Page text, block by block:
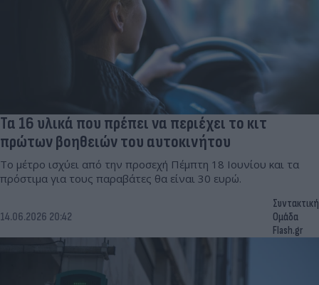
Τα 16 υλικά που πρέπει να περιέχει το κιτ
πρώτων βοηθειών του αυτοκινήτου
Το μέτρο ισχύει από την προσεχή Πέμπτη 18 Ιουνίου και τα
πρόστιμα για τους παραβάτες θα είναι 30 ευρώ.
14.06.2026 20:42
Συντακτική
Ομάδα
Flash.gr